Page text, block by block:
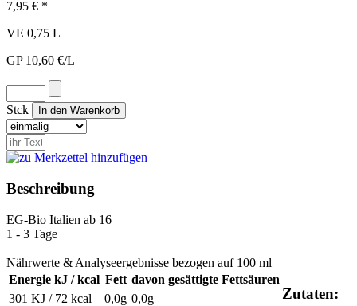
7,95 € *
VE 0,75 L
GP 10,60 €/L
Stck
Beschreibung
EG-Bio Italien ab 16
1 - 3 Tage
Nährwerte & Analyseergebnisse bezogen auf 100 ml
Energie kJ / kcal
301 KJ / 72 kcal
Fett
0,0g
davon gesättigte Fettsäuren
0,0g
Zutaten: